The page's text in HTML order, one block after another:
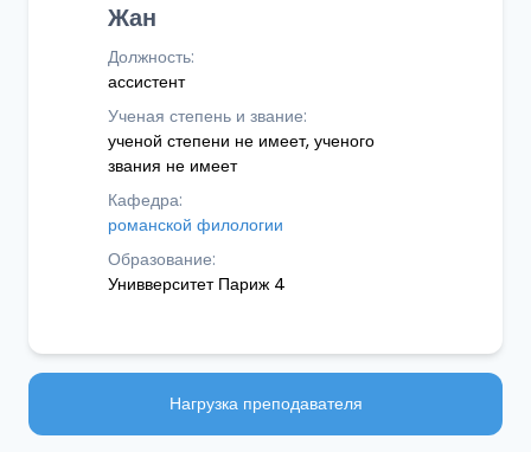
Жан
Должность:
ассистент
Ученая степень и звание:
ученой степени не имеет, ученого
звания не имеет
Кафедра:
романской филологии
Образование:
Унивверситет Париж 4
Нагрузка преподавателя